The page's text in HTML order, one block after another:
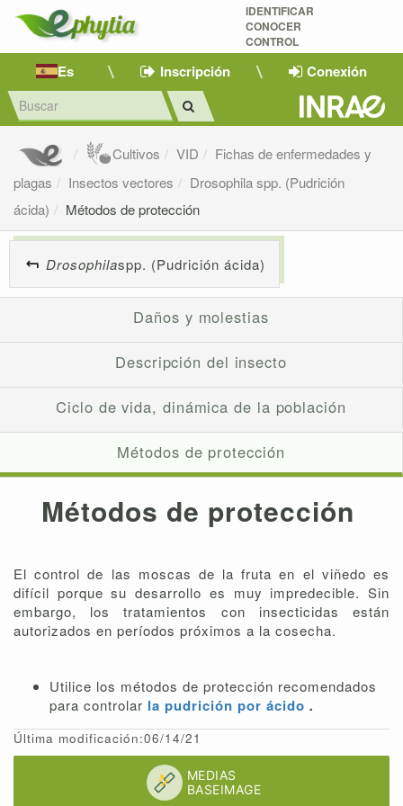
IDENTIFICAR
CONOCER
CONTROL
Es Inscripción Conexión
Cultivos VID
Fichas de enfermedades y
plagas
Insectos vectores
Drosophila spp. (Pudrición
ácida)
Métodos de protección
Drosophilaspp. (Pudrición ácida)
Daños y molestias
Descripción del insecto
Ciclo de vida, dinámica de la población
Métodos de protección
Métodos de protección
El control de las moscas de la fruta en el viñedo es
difícil porque su desarrollo es muy impredecible. Sin
embargo, los tratamientos con insecticidas están
autorizados en períodos próximos a la cosecha.
Utilice los métodos de protección recomendados
para controlar la pudrición por ácido .
Última modificación:06/14/21